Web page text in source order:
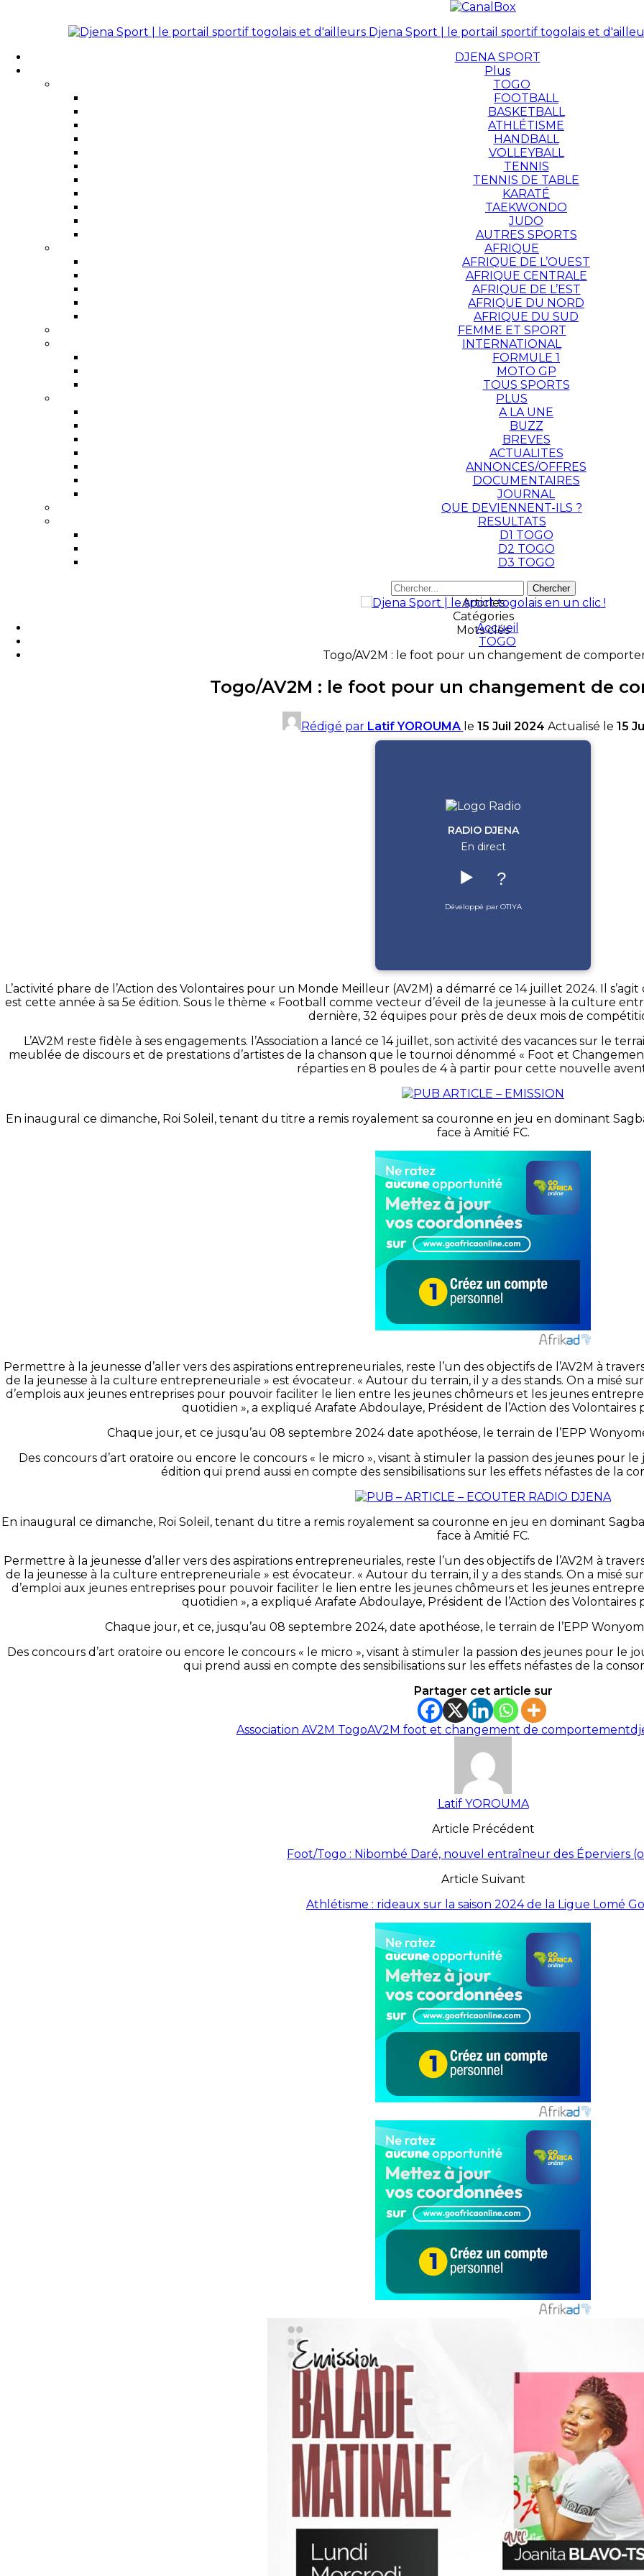
Djena Sport | le portail sportif togolais et
DJENA SPORT
Plus
TOGO
FOOTBALL
BASKETBALL
ATHLÉTISME
HANDBALL
VOLLEYBALL
TENNIS
TENNIS DE TABLE
KARATÉ
TAEKWONDO
JUDO
AUTRES SPORTS
AFRIQUE
AFRIQUE DE L’OUEST
AFRIQUE CENTRALE
AFRIQUE DE L’EST
AFRIQUE DU NORD
AFRIQUE DU SUD
FEMME ET SPORT
INTERNATIONAL
FORMULE 1
MOTO GP
TOUS SPORTS
PLUS
A LA UNE
BUZZ
BREVES
ACTUALITES
ANNONCES/OFFRES
DOCUMENTAIRES
JOURNAL
QUE DEVIENNENT-ILS ?
RESULTATS
D1 TOGO
D2 TOGO
D3 TOGO
Articles
Catégories
Mots clés
Accueil
TOGO
Togo/AV2M : le foot pour un changement de
Togo/AV2M : le foot pour un changement de
Rédigé par Latif YOROUMA le 15 Juil 2024 Actualisé le 15
RADIO DJENA
En direct
▶️ ?
Développé par OTIYA
L’activité phare de l’Action des Volontaires pour un Monde Meilleur (AV2M) a démarré ce 14 juillet 2024. Il
est cette année à sa 5e édition. Sous le thème « Football comme vecteur d’éveil de la jeunesse à la culture
dernière, 32 équipes pour près de deux mois de
L’AV2M reste fidèle à ses engagements. l’Association a lancé ce 14 juillet, son activité des vacances sur le
meublée de discours et de prestations d’artistes de la chanson que le tournoi dénommé « Foot et
réparties en 8 poules de 4 à partir pour cette nouvelle
En inaugural ce dimanche, Roi Soleil, tenant du titre a remis royalement sa couronne en jeu en dominant
face à Amitié FC.
Permettre à la jeunesse d’aller vers des aspirations entrepreneuriales, reste l’un des objectifs de l’AV2M à
de la jeunesse à la culture entrepreneuriale » est évocateur. « Autour du terrain, il y a des stands. On a misé
d’emplois aux jeunes entreprises pour pouvoir faciliter le lien entre les jeunes chômeurs et les jeunes
quotidien », a expliqué Arafate Abdoulaye, Président de l’Action des
Chaque jour, et ce jusqu’au 08 septembre 2024 date apothéose, le terrain de l’EPP
Des concours d’art oratoire ou encore le concours « le micro », visant à stimuler la passion des jeunes pour
édition qui prend aussi en compte des sensibilisations sur les effets néfastes de la
En inaugural ce dimanche, Roi Soleil, tenant du titre a remis royalement sa couronne en jeu en dominant
face à Amitié FC.
Permettre à la jeunesse d’aller vers des aspirations entrepreneuriales, reste l’un des objectifs de l’AV2M à
de la jeunesse à la culture entrepreneuriale » est évocateur. « Autour du terrain, il y a des stands. On a misé
d’emploi aux jeunes entreprises pour pouvoir faciliter le lien entre les jeunes chômeurs et les jeunes
quotidien », a expliqué Arafate Abdoulaye, Président de l’Action des
Chaque jour, et ce, jusqu’au 08 septembre 2024, date apothéose, le terrain de l’EPP
Des concours d’art oratoire ou encore le concours « le micro », visant à stimuler la passion des jeunes pour
qui prend aussi en compte des sensibilisations sur les effets néfastes de la
Partager cet article sur
Association AV2M TogoAV2M foot et changement de comportement
Latif YOROUMA
Article Précédent
Foot/Togo : Nibombé Daré, nouvel entraîneur des Éperviers
Article Suivant
Athlétisme : rideaux sur la saison 2024 de la Ligue Lomé